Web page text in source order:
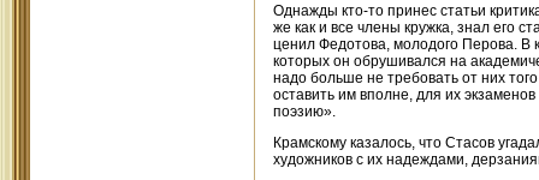
Однажды кто-то принес статьи
же как и все члены кружка, знал его
ценил Федотова, молодого Перова. В
которых он обрушивался на
надо больше не требовать от них
оставить им вполне, для их
поэзию».
Крамскому казалось, что Стасов
художников с их надеждами,